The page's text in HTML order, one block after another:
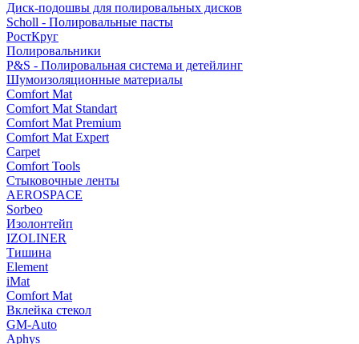
Диск-подошвы для полировальных дисков
Scholl - Полировальные пасты
РостКруг
Полировальники
P&S - Полировальная система и детейлинг
Шумоизоляционные материалы
Comfort Mat
Comfort Mat Standart
Comfort Mat Premium
Comfort Mat Expert
Carpet
Comfort Tools
Стыковочные ленты
AEROSPACE
Sorbeo
Изолонтейп
IZOLINER
Тишина
Element
iMat
Comfort Mat
Вклейка стекол
GM-Auto
Aphys